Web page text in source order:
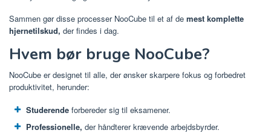
Sammen gør disse processer NooCube til et af de mest komplette
hjernetilskud, der findes i dag.
Hvem bør bruge NooCube?
NooCube er designet til alle, der ønsker skarpere fokus og forbedret
produktivitet, herunder:
Studerende forbereder sig til eksamener.
Professionelle, der håndterer krævende arbejdsbyrder.